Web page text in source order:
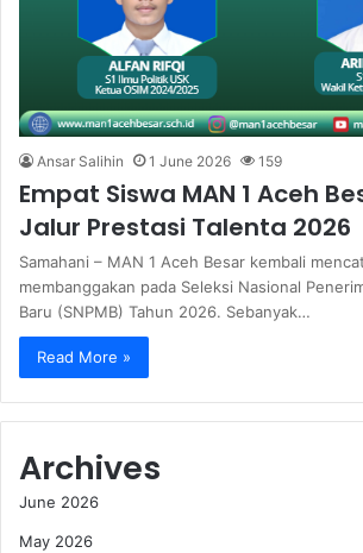
Ansar Salihin 1 June 2026 159
Empat Siswa MAN 1 Aceh
Jalur Prestasi Talenta 2026
Samahani – MAN 1 Aceh Besar kembali
membanggakan pada Seleksi Nasional
Baru (SNPMB) Tahun 2026. Sebanyak…
Read More »
Archives
June 2026
May 2026